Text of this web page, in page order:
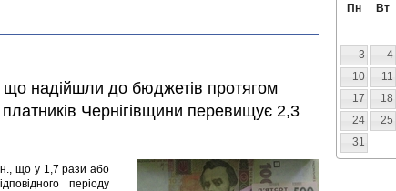
що надійшли до бюджетів протягом
Чернігівщини перевищує 2,3
що у 1,7 рази або
періоду
Пн Вт
3
4
10
11
17
18
24
25
31